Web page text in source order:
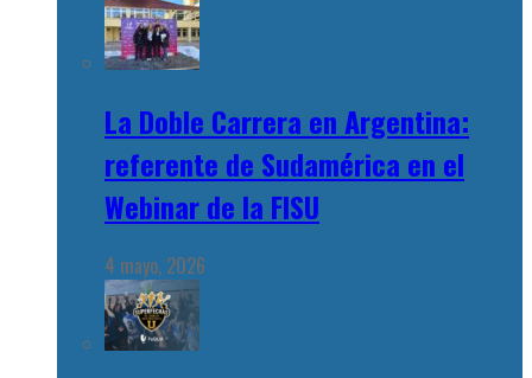
La Doble Carrera en Argentina:
referente de Sudamérica en el
Webinar de la FISU
4 mayo, 2026